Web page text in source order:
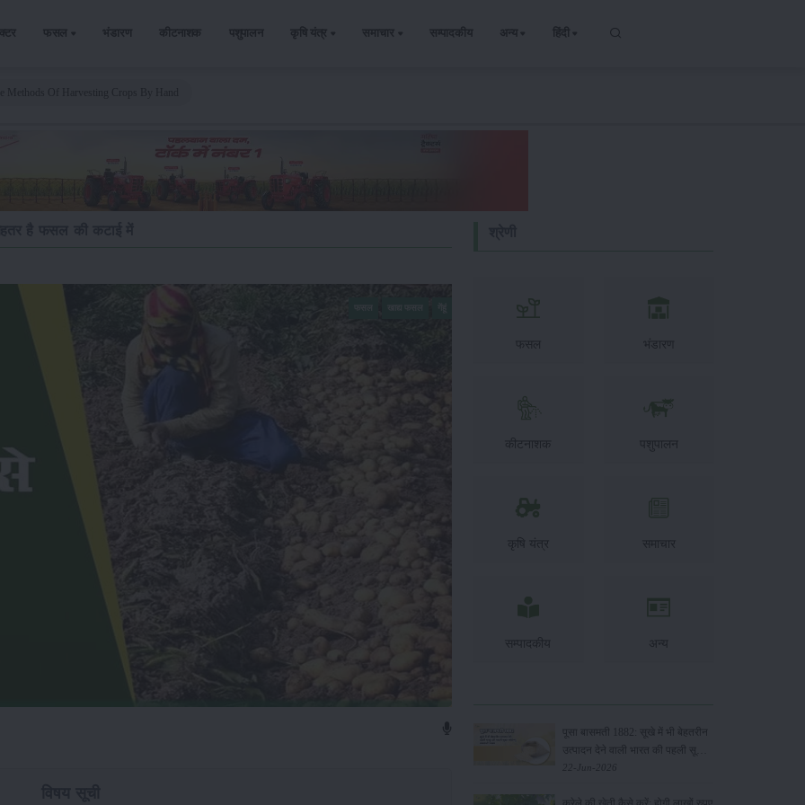
फसल भंडारण कीटनाशक पशुपालन कृषि यंत्र समाचार सम्पादकीय अन्य हिंदी
फसल भंडारण
कीटनाशक पशुपालन
कृषि यंत्र समाचार
सम्पादकीय अन्य
पूसा बासमती 1882: सूखे में भी बेहतरीन
उत्पादन देने वाली भारत की पहली सूखा-
सहिष्णु बासमती किस्म
22-Jun-2026